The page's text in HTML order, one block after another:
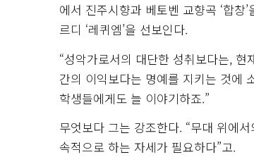
에서 진주시향과 베토벤 교향곡 ‘합창
르디 ‘레퀴엠’을 선보인다.
“성악가로서의 대단한 성취보다는,
간의 이익보다는 명예를 지키는 것에
학생들에게도 늘 이야기하죠.”
무엇보다 그는 강조한다. “무대 위에
속적으로 하는 자세가 필요하다”고.